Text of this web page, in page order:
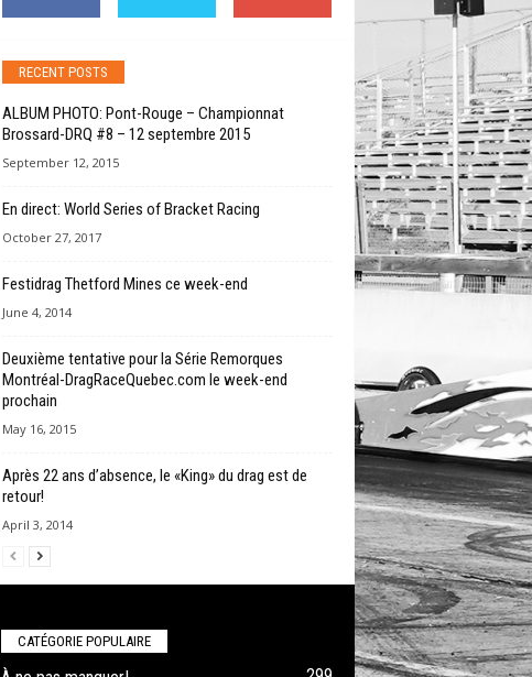
RECENT POSTS
ALBUM PHOTO: Pont-Rouge – Championnat
Brossard-DRQ #8 – 12 septembre 2015
September 12, 2015
En direct: World Series of Bracket Racing
October 27, 2017
Festidrag Thetford Mines ce week-end
June 4, 2014
Deuxième tentative pour la Série Remorques
Montréal-DragRaceQuebec.com le week-end
prochain
May 16, 2015
Après 22 ans d’absence, le «King» du drag est de
retour!
April 3, 2014
CATÉGORIE POPULAIRE